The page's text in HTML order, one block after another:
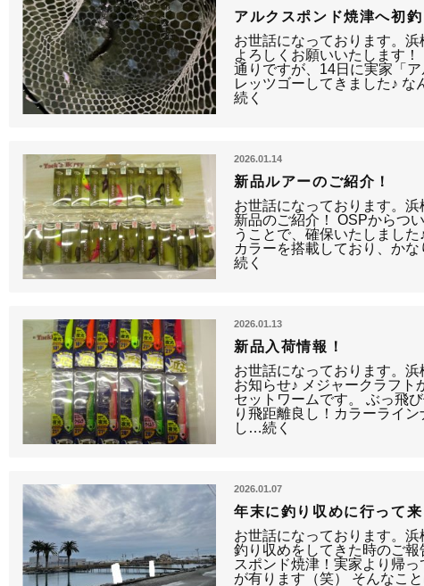
アルクスポンド焼津へ初釣
お世話になっております。
よろしくお願いいたします
通りですが、14日に実家「
レッツゴーしてきました♪
続く
2026.01.14
新品ルアーのご紹介！
お世話になっております。
新品のご紹介！ OSPからつ
うことで、確保いたしまし
カラーを搭載しており、か
続く
2026.01.13
新品入荷情報！
お世話になっております。
お知らせ♪ メジャークラフト
セットワームです。 ぶっ飛
り飛距離良し！カラーライ
し…続く
2026.01.07
年末に釣り収めに行って来
お世話になっております。
釣り収めをしてきた時のご
スポンド焼津！実家より帰
が有ります（笑） そんなこ